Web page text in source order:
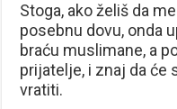
Stoga, ako želiš da
posebnu dovu, onda
braću muslimane, a
prijatelje, i znaj da će
vratiti.